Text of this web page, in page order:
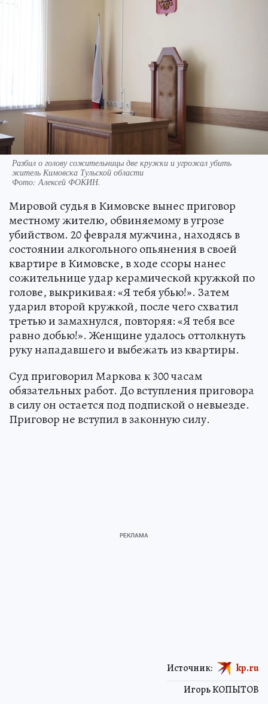
Разбил о голову сожительницы две кружки и угрожал убить
житель Кимовска Тульской области
Фото: Алексей ФОКИН.
Мировой судья в Кимовске вынес приговор
местному жителю, обвиняемому в угрозе
убийством. 20 февраля мужчина, находясь в
состоянии алкогольного опьянения в своей
квартире в Кимовске, в ходе ссоры нанес
сожительнице удар керамической кружкой по
голове, выкрикивая: «Я тебя убью!». Затем
ударил второй кружкой, после чего схватил
третью и замахнулся, повторяя: «Я тебя все
равно добью!». Женщине удалось оттолкнуть
руку нападавшего и выбежать из квартиры.
Суд приговорил Маркова к 300 часам
обязательных работ. До вступления приговора
в силу он остается под подпиской о невыезде.
Приговор не вступил в законную силу.
Игорь КОПЫТОВ
Источник: kp.ru